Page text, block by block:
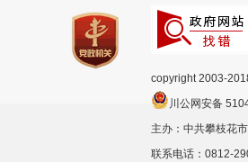
copyright 2003-
川公网安备
主办：中共攀枝花
联系电话：0812-